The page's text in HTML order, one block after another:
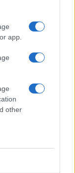
app.
other
della Corte